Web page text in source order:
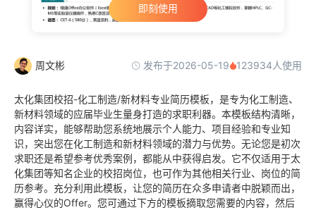
即刻使用
周文彬 发布于2026-05-19 123934人使用
太化集团校招-化工制造/新材料专业简历模板，是专为化工制造、
新材料领域的应届毕业生量身打造的求职利器。本模板结构清晰，
内容详实，能够帮助您系统地展示个人能力、项目经验和专业知
识，突出您在化工制造和新材料领域的潜力与优势。无论您是初次
求职还是希望参考优秀案例，都能从中获得启发。它不仅适用于太
化集团等知名企业的校招岗位，也可作为其他相关行业、岗位的简
历参考。充分利用此模板，让您的简历在众多申请者中脱颖而出，
赢得心仪的Offer。您可通过下方的模板摘取您需要的内容，然后